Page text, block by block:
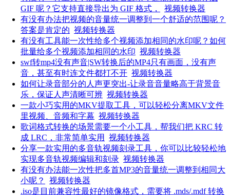
GIF 呢？它支持直接导出为 GIF 格式，
视频转换器
有没有办法把视频的音量统一调整到一个舒适的范围呢？
答案是肯定的 视频转换器
有没有工具能一次性给多个视频添加相同的水印呢？如何
批量给多个视频添加相同的水印 视频转换器
swf转mp4没有声音|SW转换后的MP4只有画面，没有声
音，甚至有时连文件都打不开 视频转换器
如何让录音部分的人声更突出-让录音音量略高于背景音
乐，保证人声清晰可辨 视频转换器
一款小巧实用的MKV提取工具，可以轻松分离MKV文件
里视频、音频和字幕 视频转换器
歌词格式转换的场景需要一个小工具，帮我们把 KRC 转
成 LRC，非常简单实用
视频转换器
分享一款实用的多音轨视频刻录工具，你可以比较轻松地
实现多音轨视频编辑和刻录 视频转换器
有没有办法能一次性把多首MP3的音量统一调整到相同大
小呢？
视频转换器
.iso是目前兼容性最好的镜像格式，需要将 .mds/.mdf 转换